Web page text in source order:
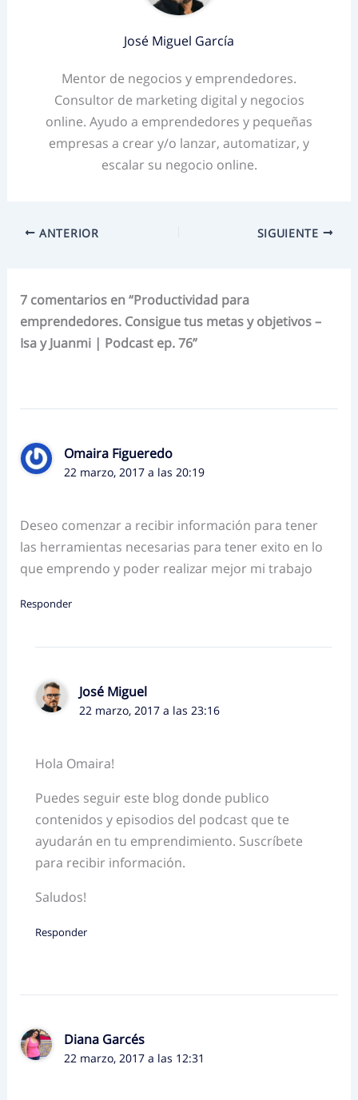
José Miguel García
Mentor de negocios y emprendedores.
Consultor de marketing digital y negocios
online. Ayudo a emprendedores y pequeñas
empresas a crear y/o lanzar, automatizar, y
escalar su negocio online.
ANTERIOR SIGUIENTE
7 comentarios en “Productividad para
emprendedores. Consigue tus metas y objetivos –
Isa y Juanmi | Podcast ep. 76”
Omaira Figueredo
22 marzo, 2017 a las 20:19
Deseo comenzar a recibir información para tener
las herramientas necesarias para tener exito en lo
que emprendo y poder realizar mejor mi trabajo
Responder
José Miguel
22 marzo, 2017 a las 23:16
Hola Omaira!
Puedes seguir este blog donde publico
contenidos y episodios del podcast que te
ayudarán en tu emprendimiento. Suscríbete
para recibir información.
Saludos!
Responder
Diana Garcés
22 marzo, 2017 a las 12:31